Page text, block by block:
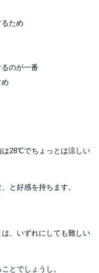
ため
のが一番
28℃でちょっとは涼しい
と好感を持ちます。
、いずれにしても難しい
とでしょうし。